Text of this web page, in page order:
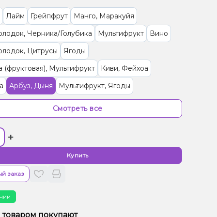
Лайм Грейпфрут
Манго, Маракуйя
Черника/Голубика
Мультифрукт
Вино
Цитрусы
Ягоды
(фруктовая), Мультифрукт
Киви, Фейхоа
Арбуз, Дыня
Мультифрукт, Ягоды
Мультифрукт
Ягоды
Персик, Чай Ананас
Клюква
Специи, Яблоко
Слива
Крем, Ягоды
Желейки
Смотреть все
+
Купить
заказ
товаром покупают